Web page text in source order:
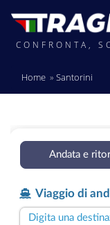
CONFRONTA,
Home Santorini